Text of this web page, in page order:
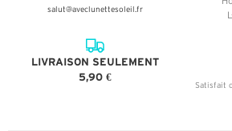
salut@aveclunettesoleil.fr
LIVRAISON SEULEMENT
5,90 €
Satisfait